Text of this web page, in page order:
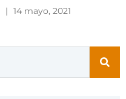
14 mayo, 2021